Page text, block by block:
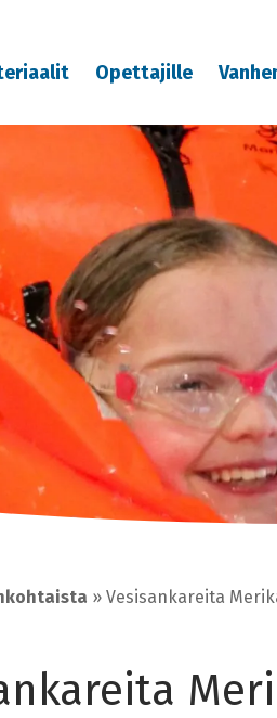
Opettajille
» Vesisankareita